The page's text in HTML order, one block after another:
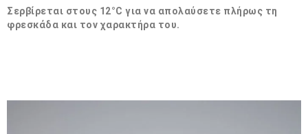
Σερβίρεται στους 12°C για να απολαύσετε πλήρως τη
φρεσκάδα και τον χαρακτήρα του.